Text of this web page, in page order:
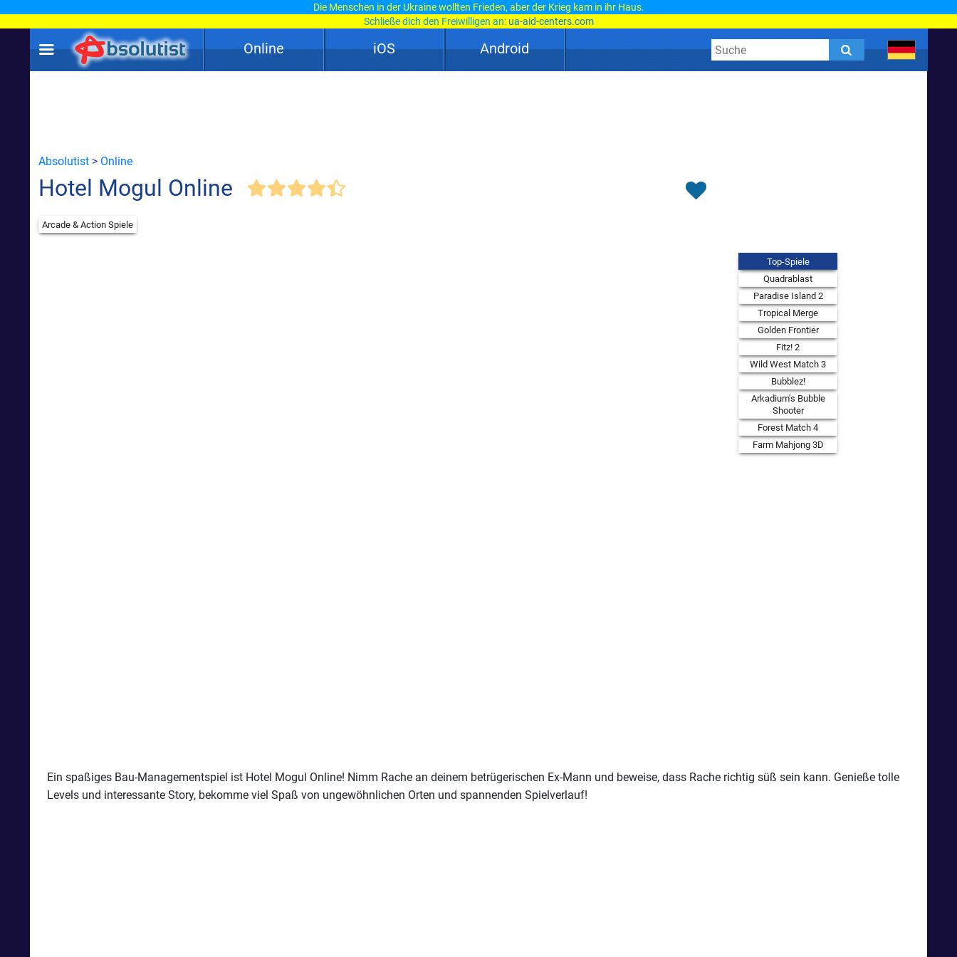
Die Menschen in der Ukraine wollten Frieden, aber der Krieg kam in ihr Haus.
Schließe dich den Freiwilligen an: ua-aid-centers.com
Online iOS Android
Absolutist > Online
Hotel Mogul Online
Arcade & Action Spiele
Top-Spiele
Quadrablast
Paradise Island 2
Tropical Merge
Golden Frontier
Fitz! 2
Wild West Match 3
Bubblez!
Arkadium's Bubble
Shooter
Forest Match 4
Farm Mahjong 3D
Ein spaßiges Bau-Managementspiel ist Hotel Mogul Online! Nimm Rache an deinem betrügerischen Ex-Mann und beweise, dass Rache richtig süß sein kann. Genieße tolle
Levels und interessante Story, bekomme viel Spaß von ungewöhnlichen Orten und spannenden Spielverlauf!